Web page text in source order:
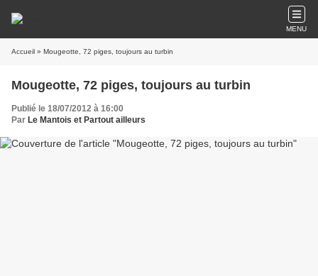
MENU
Accueil » Mougeotte, 72 piges, toujours au turbin
Mougeotte, 72 piges, toujours au turbin
Publié le 18/07/2012 à 16:00
Par Le Mantois et Partout ailleurs